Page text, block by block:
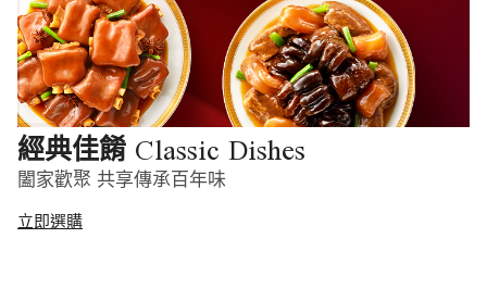
經典佳餚 Classic Dishes
闔家歡聚 共享傳承百年味
立即選購